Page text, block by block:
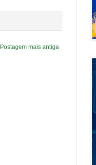
Postagem mais antiga